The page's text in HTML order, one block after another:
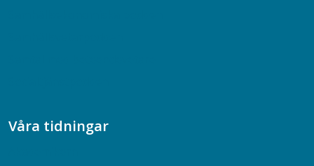
Våra tidningar